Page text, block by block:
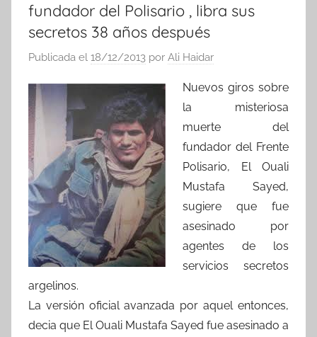
fundador del Polisario , libra sus
secretos 38 años después
Publicada el 18/12/2013 por Ali Haidar
Nuevos giros sobre
la misteriosa
muerte del
fundador del Frente
Polisario, El Ouali
Mustafa Sayed,
sugiere que fue
asesinado por
agentes de los
servicios secretos
argelinos.
La versión oficial avanzada por aquel entonces,
decia que El Ouali Mustafa Sayed fue asesinado a